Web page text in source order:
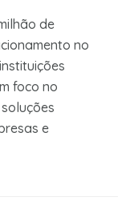
de
no
foco no
e